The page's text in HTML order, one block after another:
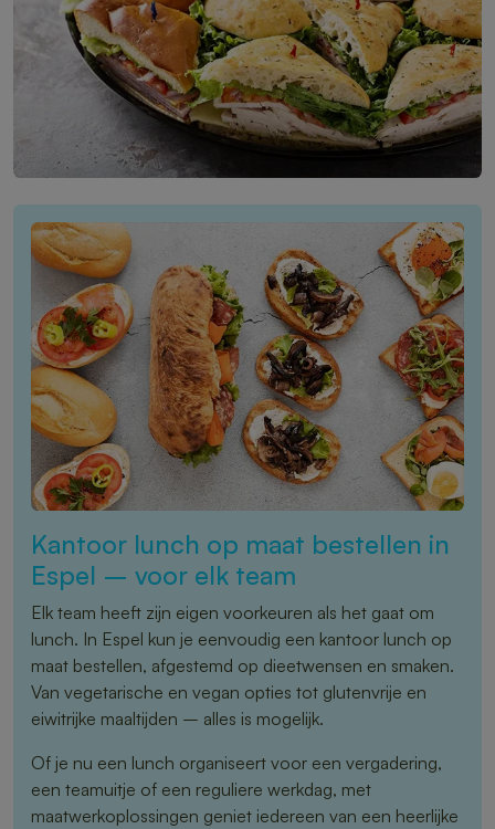
Kantoor lunch op maat bestellen in
Espel – voor elk team
Elk team heeft zijn eigen voorkeuren als het gaat om
lunch. In Espel kun je eenvoudig een kantoor lunch op
maat bestellen, afgestemd op dieetwensen en smaken.
Van vegetarische en vegan opties tot glutenvrije en
eiwitrijke maaltijden – alles is mogelijk.
Of je nu een lunch organiseert voor een vergadering,
een teamuitje of een reguliere werkdag, met
maatwerkoplossingen geniet iedereen van een heerlijke